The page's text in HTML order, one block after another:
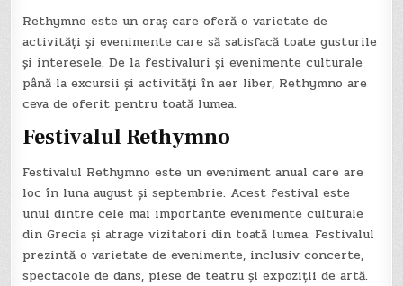
Rethymno este un oraș care oferă o varietate de
activități și evenimente care să satisfacă toate gusturile
și interesele. De la festivaluri și evenimente culturale
până la excursii și activități în aer liber, Rethymno are
ceva de oferit pentru toată lumea.
Festivalul Rethymno
Festivalul Rethymno este un eveniment anual care are
loc în luna august și septembrie. Acest festival este
unul dintre cele mai importante evenimente culturale
din Grecia și atrage vizitatori din toată lumea. Festivalul
prezintă o varietate de evenimente, inclusiv concerte,
spectacole de dans, piese de teatru și expoziții de artă.